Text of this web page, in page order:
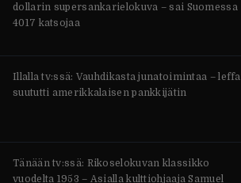
dollarin supersankarielokuva – sai Suomessa
4017 katsojaa
Illalla tv:ssä: Vauhdikasta junatoimintaa – leffa
suututti amerikkalaisen pankkijätin
Tänään tv:ssä: Rikoselokuvan klassikko
vuodelta 1953 – Asialla kulttiohjaaja Samuel